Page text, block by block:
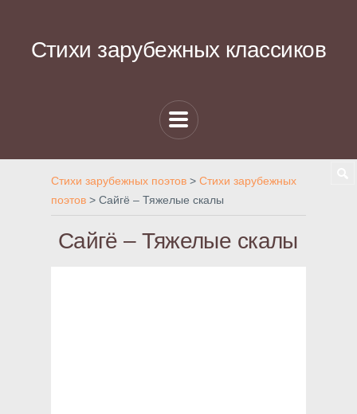
Стихи зарубежных классиков
Стихи зарубежных поэтов > Стихи зарубежных
поэтов > Сайгё – Тяжелые скалы
Сайгё – Тяжелые скалы